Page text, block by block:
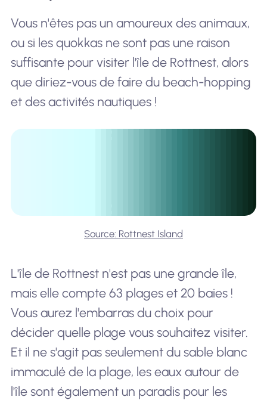
Vous n'êtes pas un amoureux des animaux,
ou si les quokkas ne sont pas une raison
suffisante pour visiter l'île de Rottnest, alors
que diriez-vous de faire du beach-hopping
et des activités nautiques !
Source: Rottnest Island
L'île de Rottnest n'est pas une grande île,
mais elle compte 63 plages et 20 baies !
Vous aurez l'embarras du choix pour
décider quelle plage vous souhaitez visiter.
Et il ne s'agit pas seulement du sable blanc
immaculé de la plage, les eaux autour de
l'île sont également un paradis pour les